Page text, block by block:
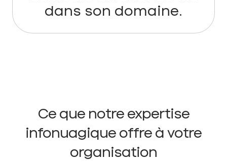
dans son domaine.
Ce que notre expertise
infonuagique offre à votre
organisation